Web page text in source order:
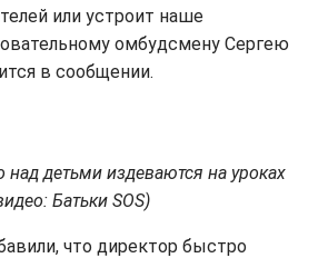
или устроит наше
омбудсмену Сергею
в сообщении.
детьми издеваются на уроках
Батьки SOS)
что директор быстро